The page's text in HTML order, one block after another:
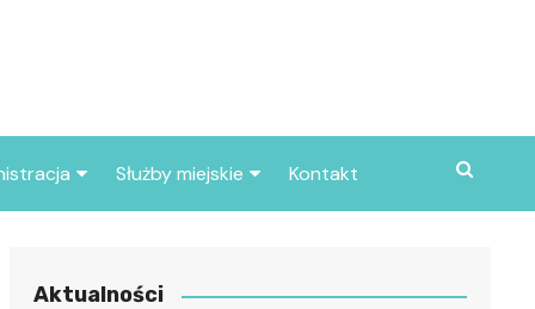
Służby miejskie
Policja
Kontakt
Aktualności